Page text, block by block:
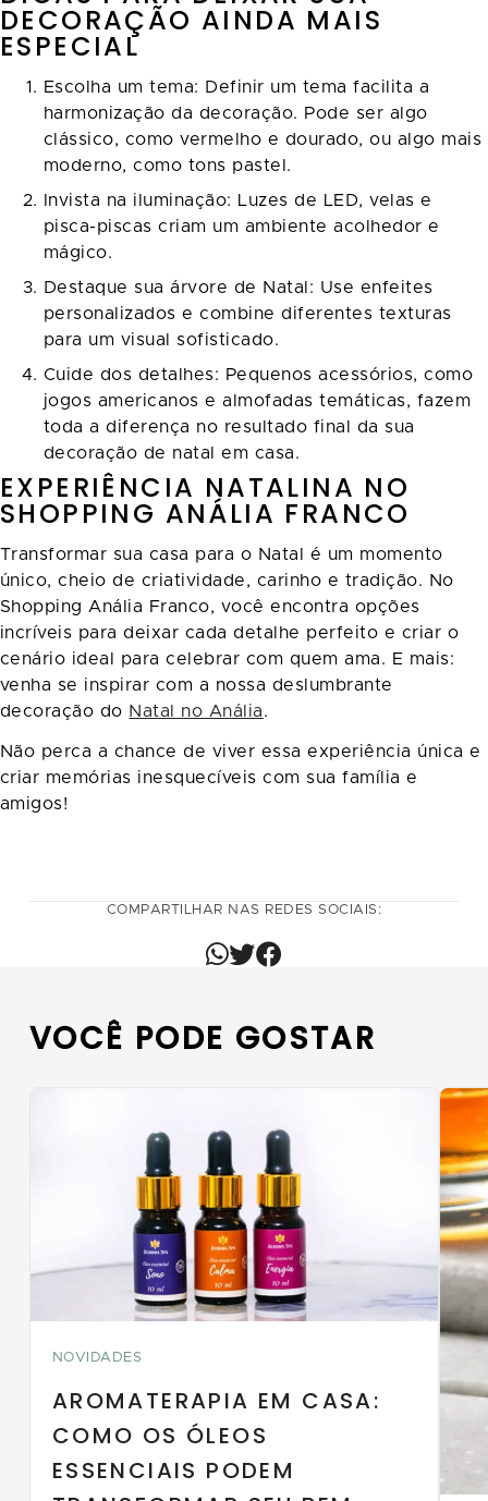
DECORAÇÃO AINDA MAIS
ESPECIAL
Escolha um tema: Definir um tema facilita a
harmonização da decoração. Pode ser algo
clássico, como vermelho e dourado, ou algo mais
moderno, como tons pastel.
Invista na iluminação: Luzes de LED, velas e
pisca-piscas criam um ambiente acolhedor e
mágico.
Destaque sua árvore de Natal: Use enfeites
personalizados e combine diferentes texturas
para um visual sofisticado.
Cuide dos detalhes: Pequenos acessórios, como
jogos americanos e almofadas temáticas, fazem
toda a diferença no resultado final da sua
decoração de natal em casa.
EXPERIÊNCIA NATALINA NO
SHOPPING ANÁLIA FRANCO
Transformar sua casa para o Natal é um momento
único, cheio de criatividade, carinho e tradição. No
Shopping Anália Franco, você encontra opções
incríveis para deixar cada detalhe perfeito e criar o
cenário ideal para celebrar com quem ama. E mais:
venha se inspirar com a nossa deslumbrante
decoração do Natal no Anália.
Não perca a chance de viver essa experiência única e
criar memórias inesquecíveis com sua família e
amigos!
COMPARTILHAR NAS REDES SOCIAIS:
VOCÊ PODE GOSTAR
NOVIDADES
AROMATERAPIA EM CASA:
COMO OS ÓLEOS
ESSENCIAIS PODEM